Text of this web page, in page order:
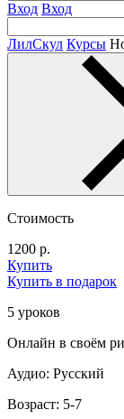
Вход Вход
ЛилСкул Курсы
Стоимость
1200 р.
Купить
Купить в подарок
5 уроков
Онлайн в своём
Аудио: Русский
Возраст: 5-7